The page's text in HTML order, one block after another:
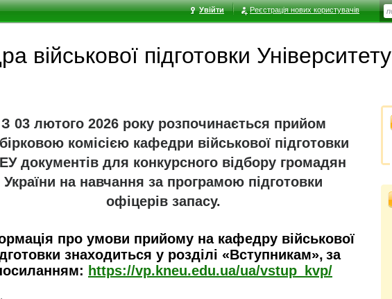
Увійти Реєстрація нових користувачів
військової підготовки Університету
З 03 лютого 2026 року розпочинається прийом
комісією кафедри військової підготовки
документів для конкурсного відбору громадян
України на навчання за програмою підготовки
офіцерів запасу.
про умови прийому на кафедру військової
знаходиться у розділі «Вступникам», за
https://vp.kneu.edu.ua/ua/vstup_kvp/